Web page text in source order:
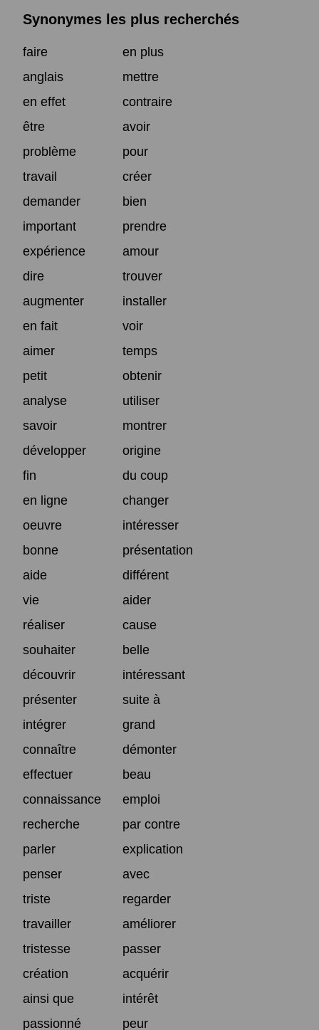
Synonymes les plus recherchés
faire
en plus
anglais
mettre
en effet
contraire
être
avoir
problème
pour
travail
créer
demander
bien
important
prendre
expérience
amour
dire
trouver
augmenter
installer
en fait
voir
aimer
temps
petit
obtenir
analyse
utiliser
savoir
montrer
développer
origine
fin
du coup
en ligne
changer
oeuvre
intéresser
bonne
présentation
aide
différent
vie
aider
réaliser
cause
souhaiter
belle
découvrir
intéressant
présenter
suite à
intégrer
grand
connaître
démonter
effectuer
beau
connaissance
emploi
recherche
par contre
parler
explication
penser
avec
triste
regarder
travailler
améliorer
tristesse
passer
création
acquérir
ainsi que
intérêt
passionné
peur